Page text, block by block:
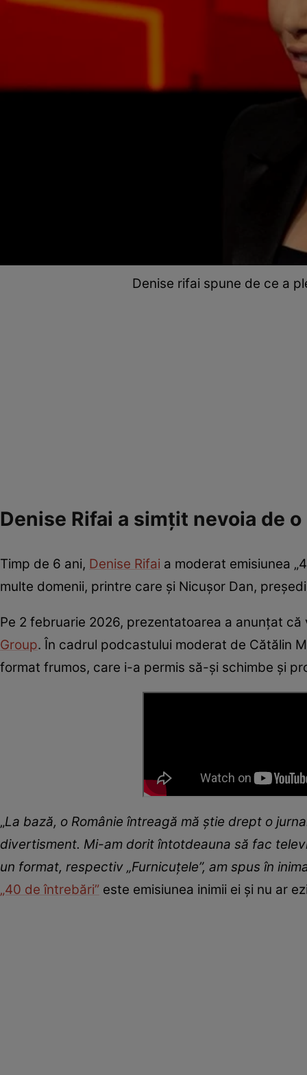
Denise rifai spune de ce a
Denise Rifai a simțit nevoia de
Timp de 6 ani, Denise Rifai a moderat emisiunea
multe domenii, printre care și Nicușor Dan,
Pe 2 februarie 2026, prezentatoarea a anunțat
Group. În cadrul podcastului moderat de Cătălin
format frumos, care i-a permis să-și schimbe și
„La bază, o Românie întreagă mă știe drept o
divertisment. Mi-am dorit întotdeauna să fac
un format, respectiv „Furnicuțele”, am spus în
„40 de întrebări” este emisiunea inimii ei și nu ar